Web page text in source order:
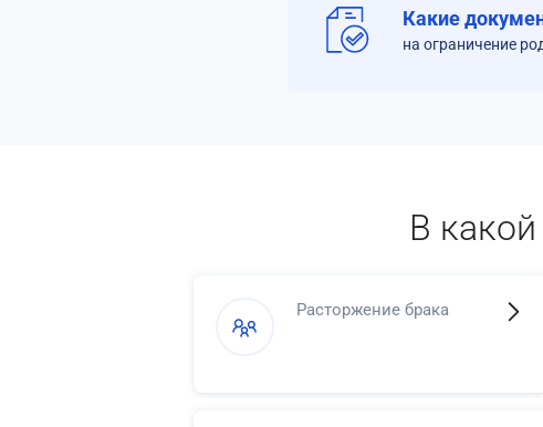
Какие
на ограничение
В
Расторжение брака